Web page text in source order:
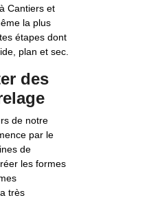
Cantiers et
la plus
étapes dont
plan et sec.
des
de notre
par le
de
les formes
très